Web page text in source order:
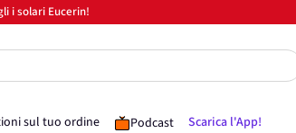
i solari Eucerin!
sul tuo ordine Podcast Scarica l'App!